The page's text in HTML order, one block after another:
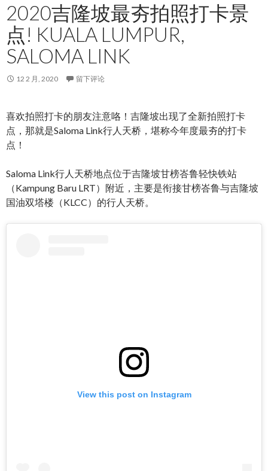
2020吉隆坡最夯拍照打卡景
点! KUALA LUMPUR,
SALOMA LINK
12 2 月, 2020 留下评论
喜欢拍照打卡的朋友注意咯！吉隆坡出现了全新拍照打卡
点，那就是Saloma Link行人天桥，堪称今年度最夯的打卡
点！
Saloma Link行人天桥地点位于吉隆坡甘榜峇鲁轻快铁站
（Kampung Baru LRT）附近，主要是衔接甘榜峇鲁与吉隆坡
国油双塔楼（KLCC）的行人天桥。
View this post on Instagram